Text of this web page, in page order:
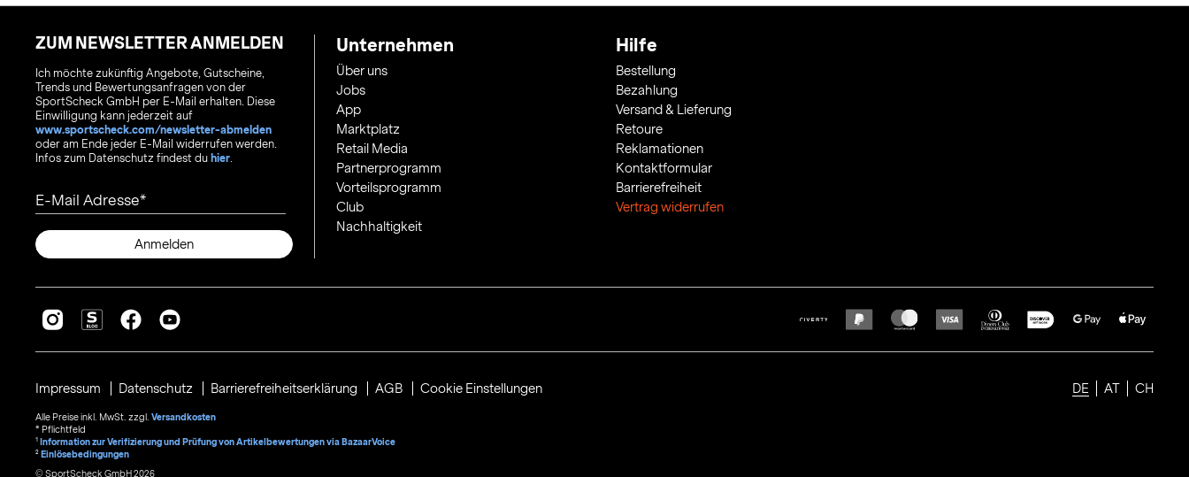
ZUM NEWSLETTER ANMELDEN
Ich möchte zukünftig Angebote, Gutscheine,
Trends und Bewertungsanfragen von der
SportScheck GmbH per E-Mail erhalten. Diese
Einwilligung kann jederzeit auf
www.sportscheck.com/newsletter-abmelden
oder am Ende jeder E-Mail widerrufen werden.
Infos zum Datenschutz findest du hier.
E-Mail Adresse
Anmelden
Unternehmen
Über uns
Jobs
App
Marktplatz
Retail Media
Partnerprogramm
Vorteilsprogramm
Club
Nachhaltigkeit
Hilfe
Bestellung
Bezahlung
Versand & Lieferung
Retoure
Reklamationen
Kontaktformular
Barrierefreiheit
Vertrag widerrufen
DE AT CH
Impressum Datenschutz Barrierefreiheitserklärung AGB Cookie Einstellungen
Alle Preise inkl. MwSt. zzgl. Versandkosten
* Pflichtfeld
1 Information zur Verifizierung und Prüfung von Artikelbewertungen via BazaarVoice
² Einlösebedingungen
© SportScheck GmbH 2026